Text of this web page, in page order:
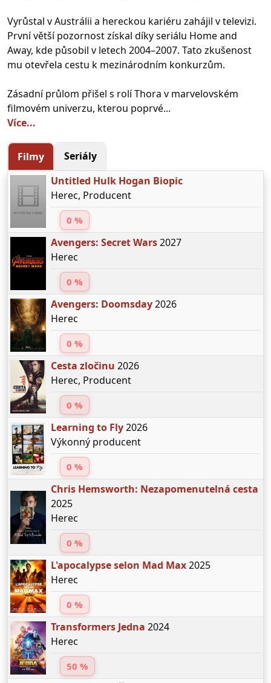
Vyrůstal v Austrálii a hereckou kariéru zahájil v televizi.
První větší pozornost získal díky seriálu Home and
Away, kde působil v letech 2004–2007. Tato zkušenost
mu otevřela cestu k mezinárodním konkurzům.
Zásadní průlom přišel s rolí Thora v marvelovském
filmovém univerzu, kterou poprvé...
Více...
Filmy
Seriály
Untitled Hulk Hogan Biopic
Herec, Producent
0 %
Avengers: Secret Wars2027
Herec
0 %
Avengers: Doomsday2026
Herec
0 %
Cesta zločinu 2026
Herec, Producent
0 %
Learning to Fly2026
Výkonný producent
0 %
Chris Hemsworth: Nezapomenutelná cesta
2025
Herec
0 %
L'apocalypse selon Mad Max2025
Herec
0 %
Transformers Jedna 2024
Herec
50 %